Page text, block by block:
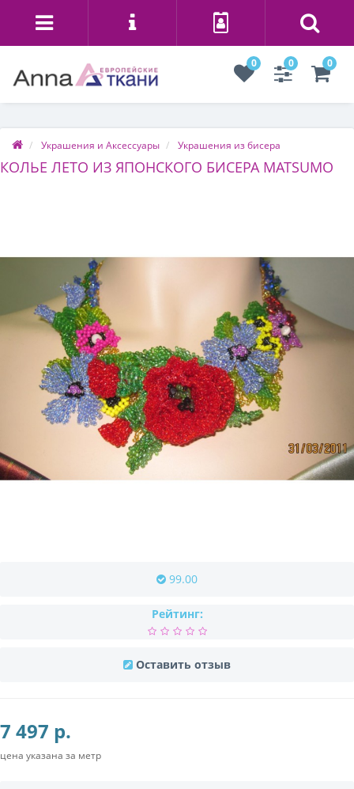
0 0 0
Украшения и Аксессуары Украшения из бисера
КОЛЬЕ ЛЕТО ИЗ ЯПОНСКОГО БИСЕРА MATSUMO
99.00
Рейтинг:
Оставить отзыв
7 497 р.
цена указана за метр